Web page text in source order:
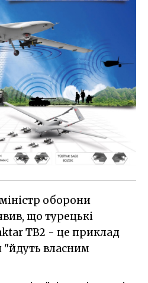
оборони
що турецькі
TB2 - це приклад
"йдуть власним